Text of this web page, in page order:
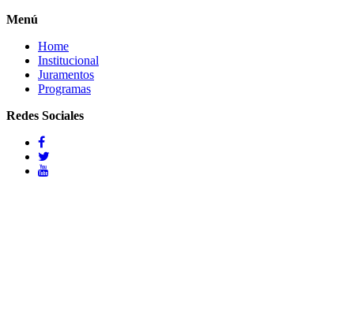
Menú
Home
Institucional
Juramentos
Programas
Redes Sociales